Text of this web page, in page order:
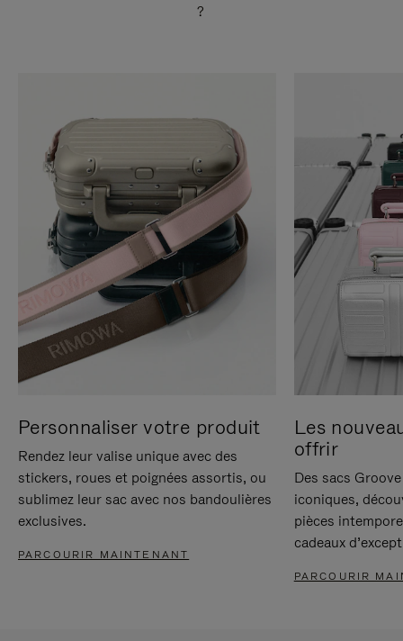
?
Personnaliser votre produit
Rendez leur valise unique avec des
stickers, roues et poignées assortis, ou
sublimez leur sac avec nos bandoulières
exclusives.
PARCOURIR MAINTENANT
Les
offrir
Des sacs
iconiques,
pièces
cadeaux
PARCOURIR